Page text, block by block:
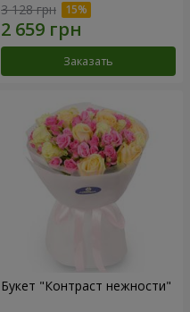
3 128 грн
Заказать
Букет "Контраст нежности"